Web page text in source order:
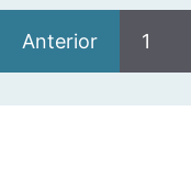
Anterior 1